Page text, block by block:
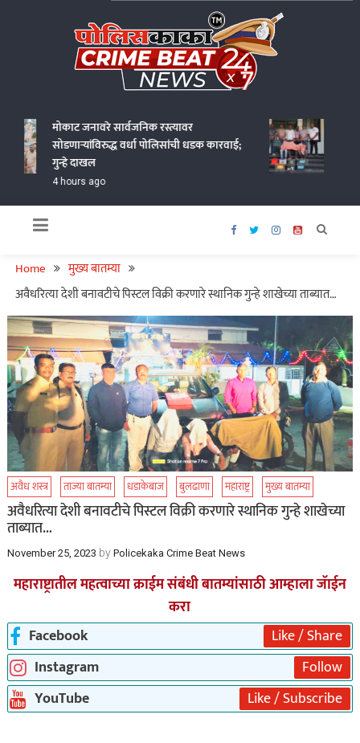
मोकाट जनावरे सार्वजनिक रस्त्यावर
सोडणाऱ्यांविरुद्ध वर्धा पोलिसांची धडक कारवाई;
गुन्हे दाखल
4 hours ago
Home
मुख्य बातम्या
अवैधरित्या देशी बनावटीचे पिस्टल विक्री करणारे स्थानिक गुन्हे शाखेच्या ताब्यात…
अवैध शस्त्र ताज्या बातम्या धडाकेबाज बुलढाणा महाराष्ट्र मुख्य बातम्या
अवैधरित्या देशी बनावटीचे पिस्टल विक्री करणारे स्थानिक गुन्हे शाखेच्या
ताब्यात…
November 25, 2023 by Policekaka Crime Beat News
महाराष्ट्रातील महत्वाच्या क्राईम संबंधी बातम्यांसाठी आम्हाला जॅाईन
करा
Facebook
Like / Share
Instagram
Follow
YouTube
Like / Subscribe